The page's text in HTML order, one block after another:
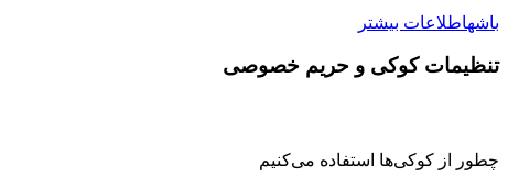
باشهاطلاعات بیشتر
تنظیمات کوکی و حریم خصوصی
چطور از کوکی‌ها استفاده می‌کنیم